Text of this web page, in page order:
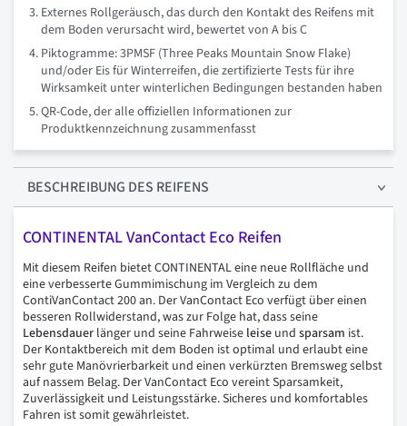
Externes Rollgeräusch, das durch den Kontakt des Reifens mit
dem Boden verursacht wird, bewertet von A bis C
Piktogramme: 3PMSF (Three Peaks Mountain Snow Flake)
und/oder Eis für Winterreifen, die zertifizierte Tests für ihre
Wirksamkeit unter winterlichen Bedingungen bestanden haben
QR-Code, der alle offiziellen Informationen zur
Produktkennzeichnung zusammenfasst
BESCHREIBUNG DES REIFENS
CONTINENTAL VanContact Eco Reifen
Mit diesem Reifen bietet CONTINENTAL eine neue Rollfläche und
eine verbesserte Gummimischung im Vergleich zu dem
ContiVanContact 200 an. Der VanContact Eco verfügt über einen
besseren Rollwiderstand, was zur Folge hat, dass seine
Lebensdauer länger und seine Fahrweise leise und sparsam ist.
Der Kontaktbereich mit dem Boden ist optimal und erlaubt eine
sehr gute Manövrierbarkeit und einen verkürzten Bremsweg selbst
auf nassem Belag. Der VanContact Eco vereint Sparsamkeit,
Zuverlässigkeit und Leistungsstärke. Sicheres und komfortables
Fahren ist somit gewährleistet.